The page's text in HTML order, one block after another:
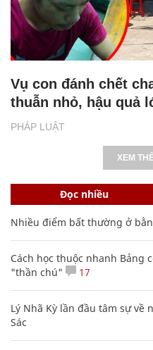
PHÁP LUẬT
Vụ con đánh chết
thuẫn nhỏ, hậu quả
XEM
Đọc nhiều
Nhiều điểm bất thường ở
Cách học thuộc nhanh Bảng
"thần chú"
17
Lý Nhã Kỳ lần đầu tâm sự về
Sác